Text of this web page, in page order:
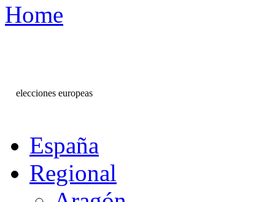
Home
elecciones europeas
España
Regional